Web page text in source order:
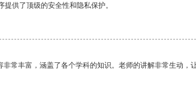
供了顶级的安全性和隐私保护。
常丰富，涵盖了各个学科的知识。老师的讲解非常生动，